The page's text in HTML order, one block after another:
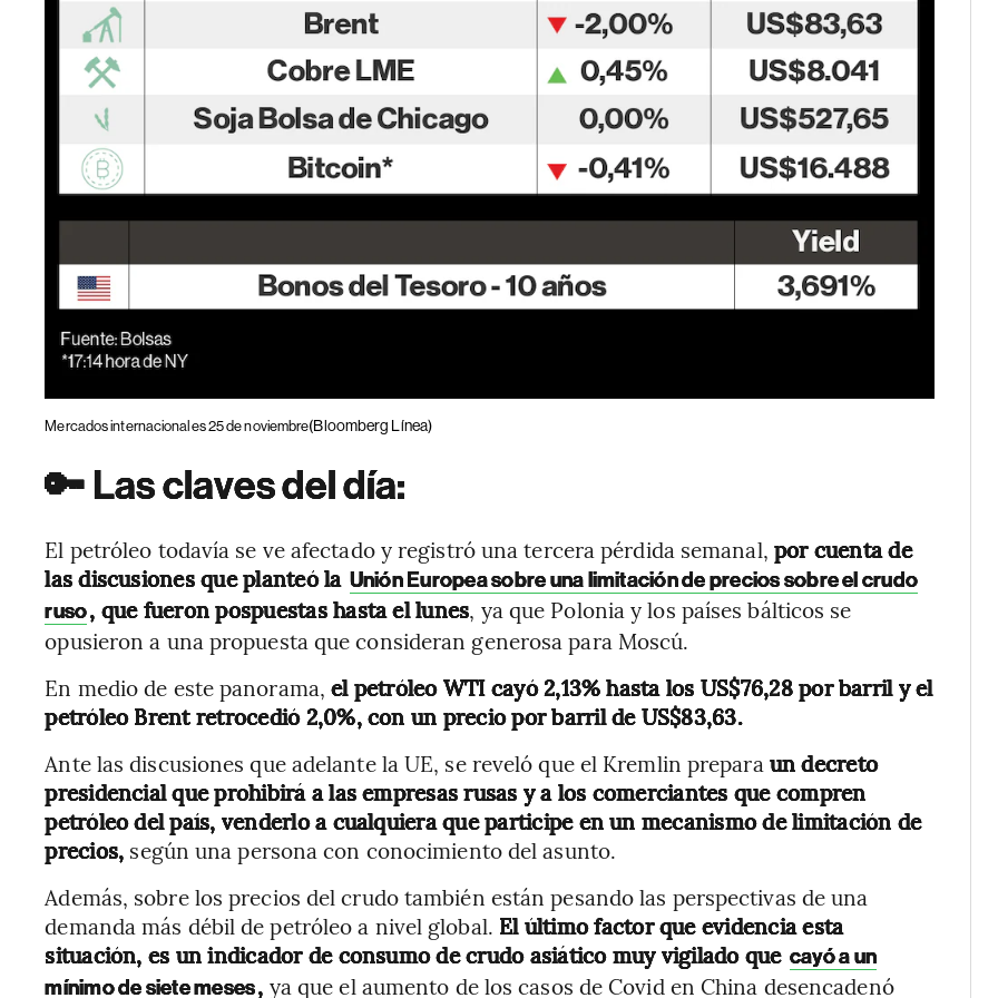
Mercados internacionales 25 de noviembre(Bloomberg Línea)
🔑 Las claves del día:
El petróleo todavía se ve afectado y registró una tercera pérdida semanal, por cuenta de
las discusiones que planteó la Unión Europea sobre una limitación de precios sobre el crudo
ruso, que fueron pospuestas hasta el lunes, ya que Polonia y los países bálticos se
opusieron a una propuesta que consideran generosa para Moscú.
En medio de este panorama,el petróleo WTI cayó 2,13% hasta los US$76,28 por barril y el
petróleo Brent retrocedió 2,0%, con un precio por barril de US$83,63.
Ante las discusiones que adelante la UE, se reveló que el Kremlin prepara un decreto
presidencial que prohibirá a las empresas rusas y a los comerciantes que compren
petróleo del país, venderlo a cualquiera que participe en un mecanismo de limitación de
precios, según una persona con conocimiento del asunto.
Además, sobre los precios del crudo también están pesando las perspectivas de una
demanda más débil de petróleo a nivel global. El último factor que evidencia esta
situación, es un indicador de consumo de crudo asiático muy vigilado que cayó a un
mínimo de siete meses, ya que el aumento de los casos de Covid en China desencadenó